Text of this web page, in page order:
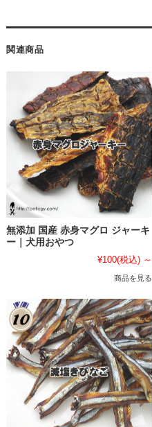
関連商品
無添加 国産 赤身マグロ ジャーキ
ー｜犬用おやつ
¥100(税込) ～
商品を見る